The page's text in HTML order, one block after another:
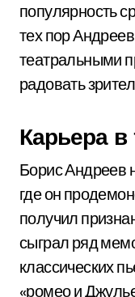
популярность
тех пор
театральными
радовать
Карьера в
Борис Андреев
где он
получил
сыграл ряд
классических
«ромео и